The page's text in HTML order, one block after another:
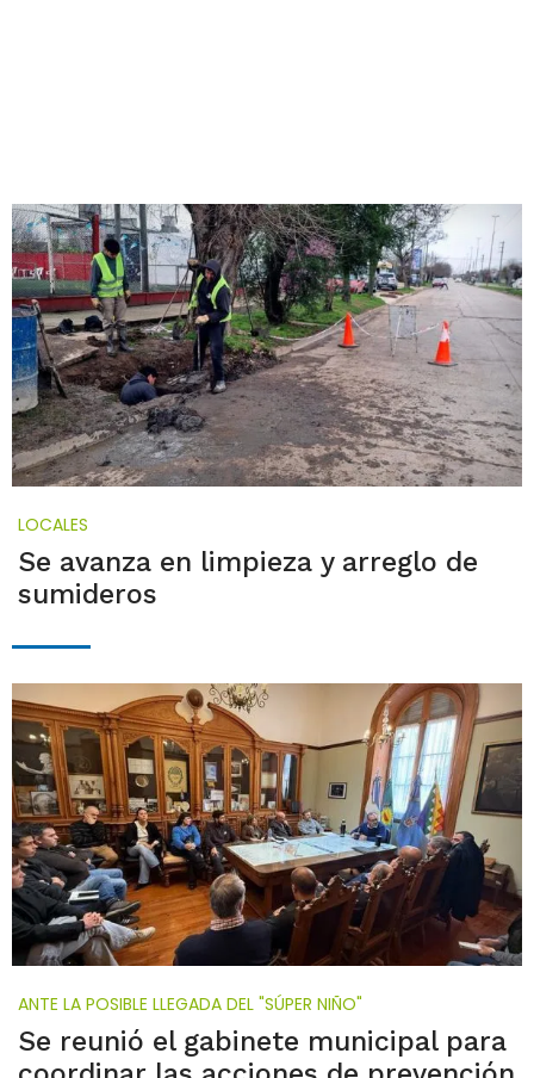
LOCALES
Se avanza en limpieza y arreglo de
sumideros
ANTE LA POSIBLE LLEGADA DEL "SÚPER NIÑO"
Se reunió el gabinete municipal para